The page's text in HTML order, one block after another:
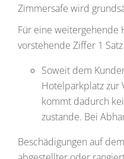
Zimmersafe wird
Für eine weitergehende
vorstehende Ziffer 1
Soweit dem
Hotelparkplatz zur
kommt dadurch
zustande. Bei
Beschädigungen auf